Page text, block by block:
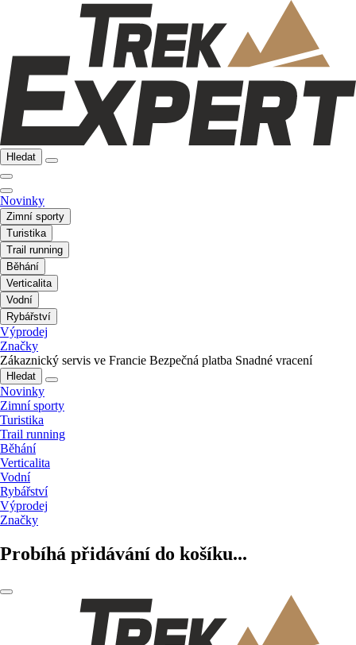
Hledat
Novinky
Zimní sporty
Turistika
Trail running
Běhání
Verticalita
Vodní
Rybářství
Výprodej
Značky
Zákaznický servis ve Francie Bezpečná platba Snadné vracení
Hledat
Novinky
Zimní sporty
Turistika
Trail running
Běhání
Verticalita
Vodní
Rybářství
Výprodej
Značky
Probíhá přidávání do košíku...